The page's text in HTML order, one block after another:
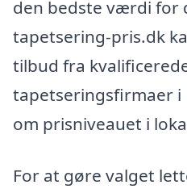
den bedste værdi for
tapetsering-pris.dk
tilbud fra
tapetseringsfirmaer i
om prisniveauet i
For at gøre valget